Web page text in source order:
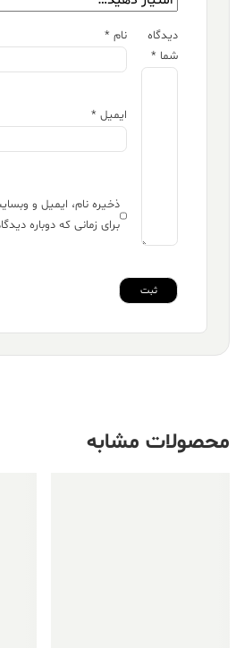
دیدگاه
شما *
نام *
ایمیل *
ذخیره نام، ایمیل و
برای زمانی که دوباره
محصولات مشابه